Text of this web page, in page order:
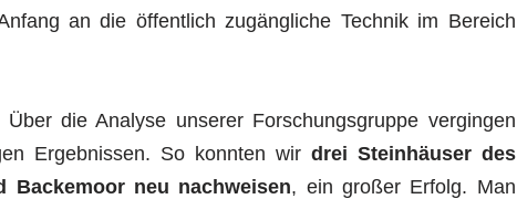
an die öffentlich zugängliche Technik im Bereich
Über die Analyse unserer Forschungsgruppe vergingen
Ergebnissen. So konnten wir drei Steinhäuser des
Backemoor neu nachweisen, ein großer Erfolg. Man